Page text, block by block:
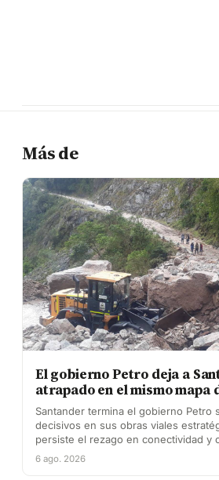
Más de
El gobierno Petro deja a
atrapado en el mismo mapa
Santander termina el gobierno Petro
decisivos en sus obras viales
persiste el rezago en conectividad y
6 ago. 2026